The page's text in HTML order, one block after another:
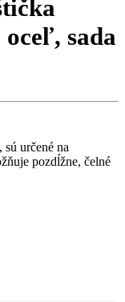
sada
určené na
pozdĺžne, čelné